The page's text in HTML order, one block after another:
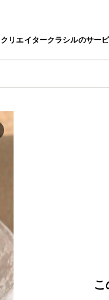
クリエイタークラシルのサー